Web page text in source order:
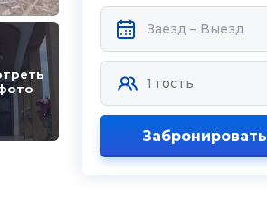
Забронировать